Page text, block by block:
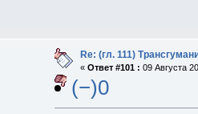
Re: (гл. 111)
« Ответ #101 : 09 Августа
(−)0